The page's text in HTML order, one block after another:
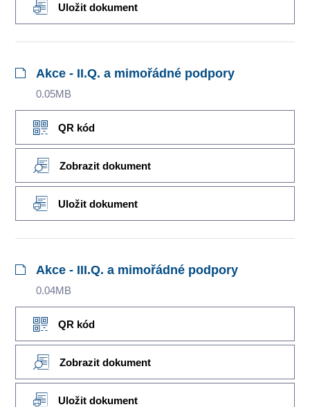
Uložit dokument
Akce - II.Q. a mimořádné podpory
0.05MB
QR kód
Zobrazit dokument
Uložit dokument
Akce - III.Q. a mimořádné podpory
0.04MB
QR kód
Zobrazit dokument
Uložit dokument